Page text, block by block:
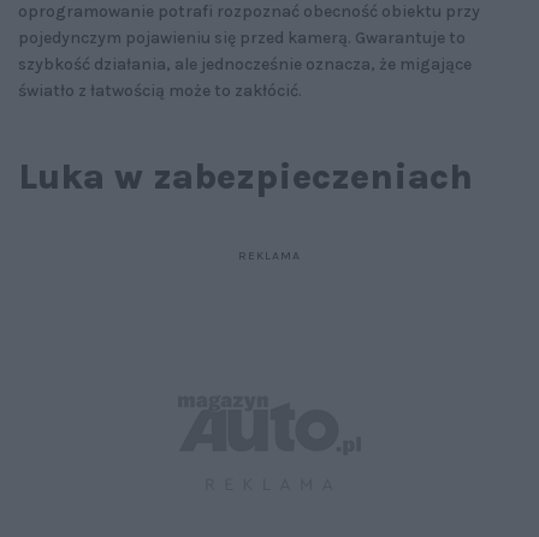
oprogramowanie potrafi rozpoznać obecność obiektu przy
pojedynczym pojawieniu się przed kamerą. Gwarantuje to
szybkość działania, ale jednocześnie oznacza, że migające
światło z łatwością może to zakłócić.
Luka w zabezpieczeniach